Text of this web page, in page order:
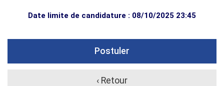
Date limite de candidature : 08/10/2025 23:45
Postuler
‹ Retour